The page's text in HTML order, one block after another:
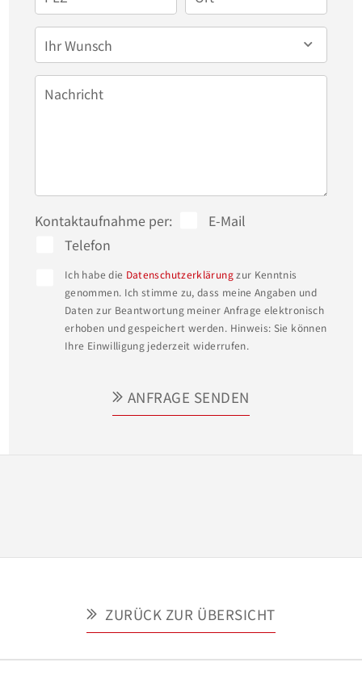
Ihr Wunsch
Nachricht
Kontaktaufnahme per:
E-Mail
Telefon
Ich habe die Datenschutzerklärungzur Kenntnis
genommen. Ich stimme zu, dass meine Angaben und
Daten zur Beantwortung meiner Anfrage elektronisch
erhoben und gespeichert werden. Hinweis: Sie können
Ihre Einwilligung jederzeit widerrufen.
ANFRAGE SENDEN
ZURÜCK ZUR ÜBERSICHT